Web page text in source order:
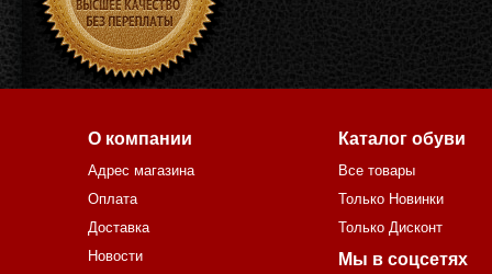
О компании
Адрес магазина
Оплата
Доставка
Новости
Каталог обуви
Все товары
Только Новинки
Только Дисконт
Мы в соцсетях